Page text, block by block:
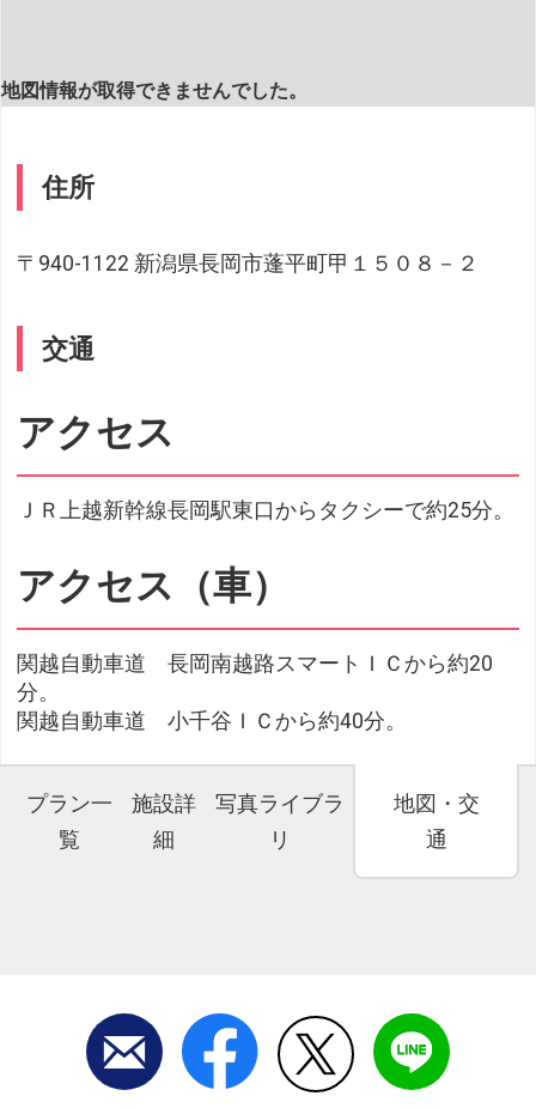
地図情報が取得できませんでした。
住所
〒940-1122 新潟県長岡市蓬平町甲１５０８－２
交通
アクセス
ＪＲ上越新幹線長岡駅東口からタクシーで約25分。
アクセス（車）
関越自動車道 長岡南越路スマートＩＣから約20
分。
関越自動車道 小千谷ＩＣから約40分。
プラン一
覧
施設詳
細
写真ライブラ
リ
地図・交
通